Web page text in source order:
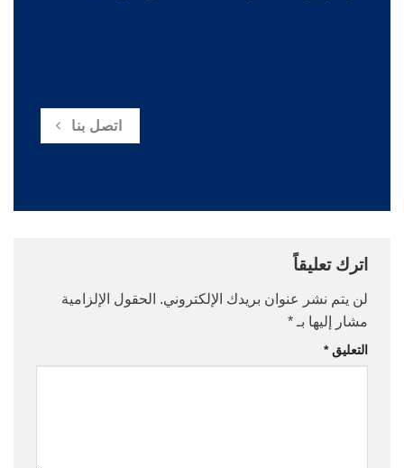
اتصل بنا
اترك تعليقاً
لن يتم نشر عنوان بريدك الإلكتروني. الحقول الإلزامية
مشار إليها بـ *
التعليق*